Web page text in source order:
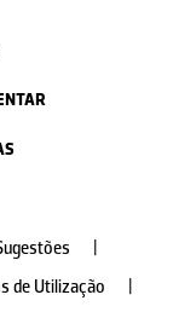
de Utilização